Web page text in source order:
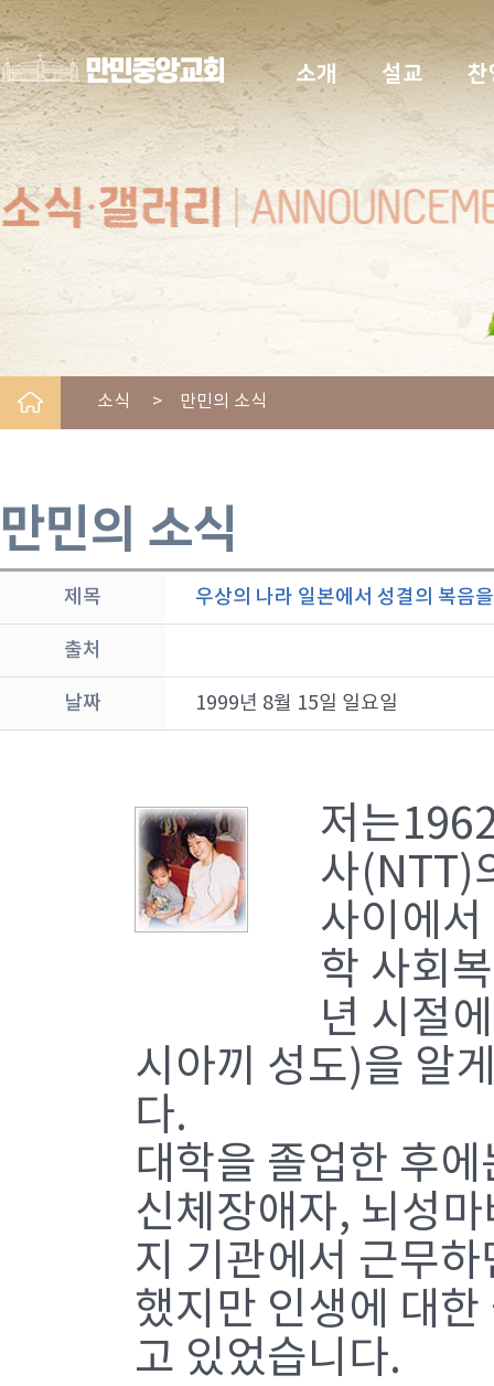
소개 설교 찬
소식 > 만민의 소식
만민의 소식
제목 우상의 나라 일본에서 성결의 복음
출처
날짜 1999년 8월 15일 일요일
저는
사(NTT)
사이에
학 사회
년 시절
시아끼 성도)을 알
다.
대학을 졸업한 후
신체장애자, 뇌성
지 기관에서 근무
했지만 인생에 대
고 있었습니다.